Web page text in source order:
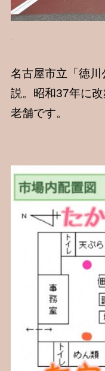
名古屋市立「徳
説。昭和37年に
老舗です。